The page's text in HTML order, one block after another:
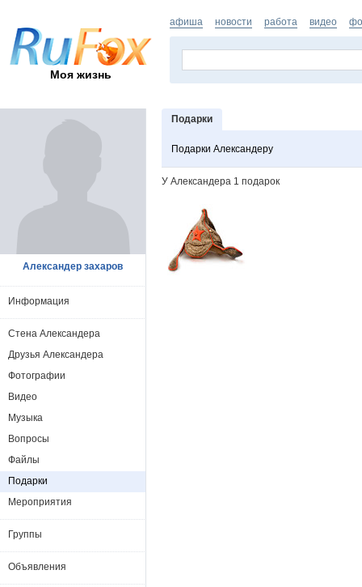
Моя жизнь
афиша новости работа видео
Подарки
Подарки Александеру
У Александера 1 подарок
Александер захаров
Информация
Стена Александера
Друзья Александера
Фотографии
Видео
Музыка
Вопросы
Файлы
Подарки
Мероприятия
Группы
Объявления